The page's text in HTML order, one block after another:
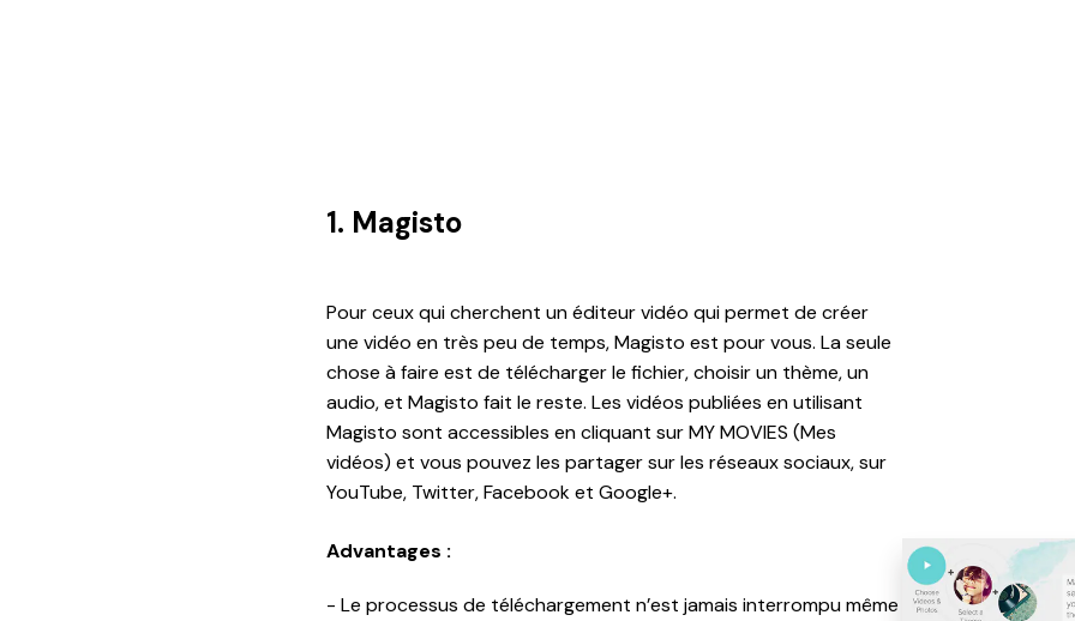
1. Magisto
Pour ceux qui cherchent un éditeur vidéo qui permet de créer
une vidéo en très peu de temps, Magisto est pour vous. La seule
chose à faire est de télécharger le fichier, choisir un thème, un
audio, et Magisto fait le reste. Les vidéos publiées en utilisant
Magisto sont accessibles en cliquant sur MY MOVIES (Mes
vidéos) et vous pouvez les partager sur les réseaux sociaux, sur
YouTube, Twitter, Facebook et Google+.
Advantages :
- Le processus de téléchargement n’est jamais interrompu même